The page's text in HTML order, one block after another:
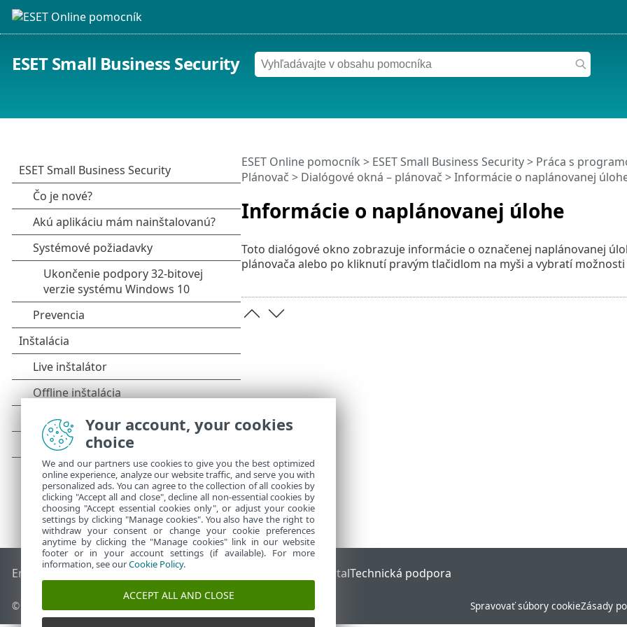
ESET Small Business Security
Informácie o naplánovanej úlohe
ESET Online pomocník > ESET Small Business Security> Práca s
Plánovač > Dialógové okná – plánovač > Informácie o naplánovanej
Toto dialógové okno zobrazuje informácie o označenej naplánovanej
plánovača alebo po kliknutí pravým tlačidlom na myši a vybratí možnosti
End of Life Databáza znalostí ESET ESET Status PortalTechnická podpora
© 1992 - 2026 ESET, spol. s r. o. Všetky práva vyhradené. Spravovať súbory cookieZásady
Your account, your cookies
choice
We and our partners use cookies to give you the best optimized
online experience, analyze our website traffic, and serve you with
personalized ads. You can agree to the collection of all cookies by
clicking "Accept all and close", decline all non-essential cookies by
choosing "Accept essential cookies only", or adjust your cookie
settings by clicking "Manage cookies". You also have the right to
withdraw your consent or change your cookie preferences
anytime by clicking the "Manage cookies" link in our website
footer or in your account settings (if available). For more
information, see ourCookie Policy.
ACCEPT ALL AND CLOSE